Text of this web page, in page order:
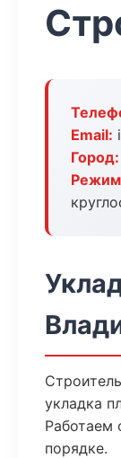
Email:
Город:
укладка
Работаем
порядке.